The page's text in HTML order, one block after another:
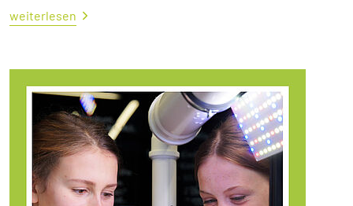
weiterlesen